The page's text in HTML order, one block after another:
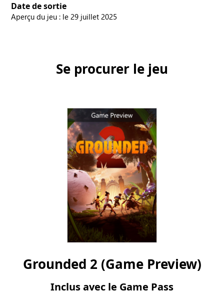
Date de sortie
Aperçu du jeu : le 29 juillet 2025
Se procurer le jeu
Grounded 2 (Game Preview)
Inclus avec le Game Pass